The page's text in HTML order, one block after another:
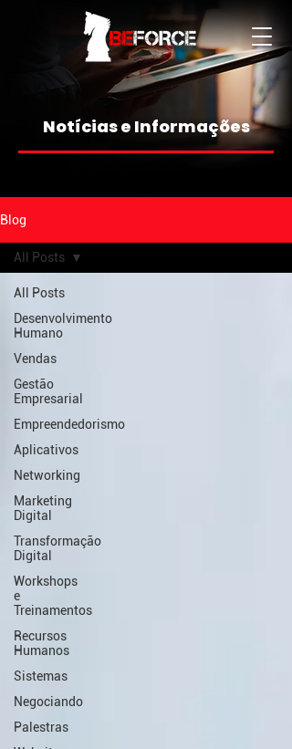
Notícias e Informações
Blog
All Posts
Desenvolvimento
Humano
Vendas
Gestão
Empresarial
Empreendedorismo
Aplicativos
Networking
Marketing
Digital
Transformação
Digital
Workshops
e
Treinamentos
Recursos
Humanos
Sistemas
Negociando
Palestras
All Posts